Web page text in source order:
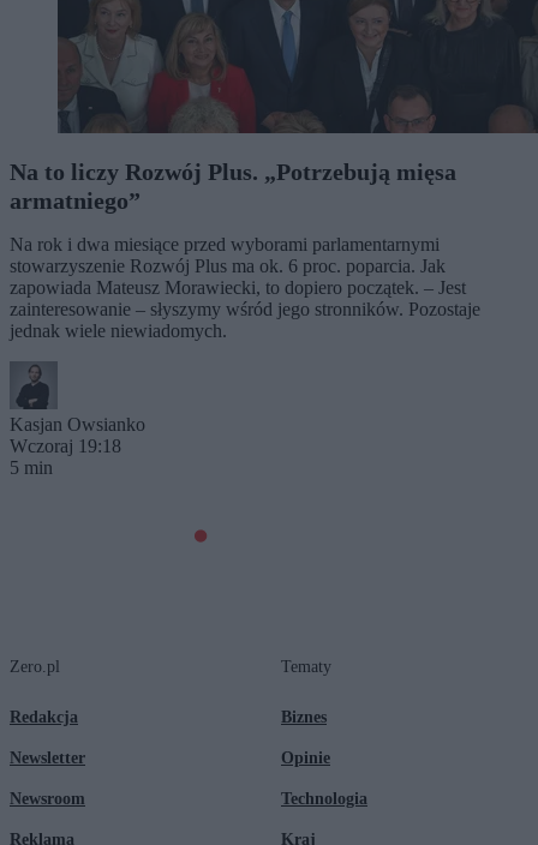
Na to liczy Rozwój Plus. „Potrzebują mięsa
armatniego”
Na rok i dwa miesiące przed wyborami parlamentarnymi
stowarzyszenie Rozwój Plus ma ok. 6 proc. poparcia. Jak
zapowiada Mateusz Morawiecki, to dopiero początek. – Jest
zainteresowanie – słyszymy wśród jego stronników. Pozostaje
jednak wiele niewiadomych.
Kasjan Owsianko
Wczoraj 19:18
5 min
Zero.pl
Redakcja
Newsletter
Newsroom
Reklama
Tematy
Biznes
Opinie
Technologia
Kraj